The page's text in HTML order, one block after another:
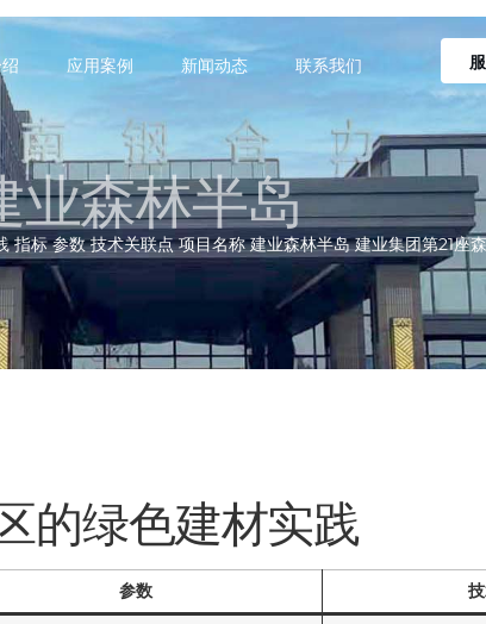
应用案例 新闻动态 联系我们
业森林半岛
指标 参数 技术关联点 项目名称 建业森林半岛 建业集团第21座
的绿色建材实践
参数